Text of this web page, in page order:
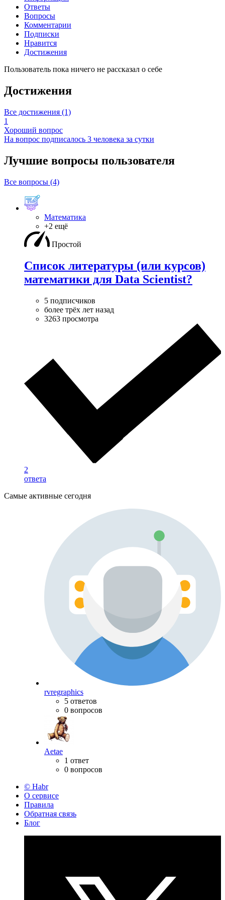
Ответы
Вопросы
Комментарии
Подписки
Нравится
Достижения
Пользователь пока ничего не рассказал о себе
Достижения
Все достижения (1)
1
Хороший вопрос
На вопрос подписалось 3 человека за сутки
Лучшие вопросы пользователя
Все вопросы (4)
Математика
+2 ещё
Простой
Список литературы (или курсов)
математики для Data Scientist?
5 подписчиков
более трёх лет назад
3263 просмотра
2
ответа
Самые активные сегодня
rvregraphics
5 ответов
0 вопросов
Aetae
1 ответ
0 вопросов
© Habr
О сервисе
Правила
Обратная связь
Блог